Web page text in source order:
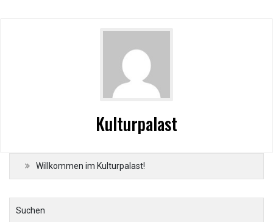
Kulturpalast
Willkommen im Kulturpalast!
Suchen